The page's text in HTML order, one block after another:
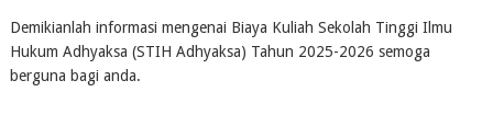
Demikianlah informasi mengenai Biaya Kuliah Sekolah Tinggi Ilmu
Hukum Adhyaksa (STIH Adhyaksa) Tahun 2025-2026 semoga
berguna bagi anda.